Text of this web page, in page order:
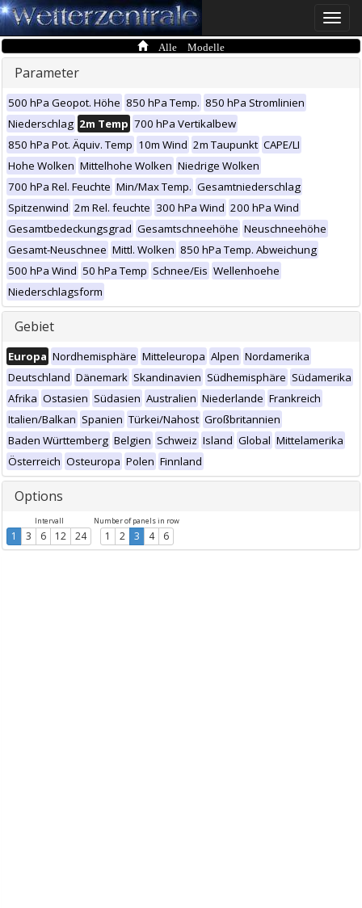
Toggle
Alle Modelle
Parameter
500 hPa Geopot. Höhe 850 hPa Temp. 850 hPa Stromlinien
Niederschlag 2m Temp 700 hPa Vertikalbew
850 hPa Pot. Äquiv. Temp 10m Wind 2m Taupunkt CAPE/LI
Hohe Wolken Mittelhohe Wolken Niedrige Wolken
700 hPa Rel. Feuchte Min/Max Temp. Gesamtniederschlag
Spitzenwind 2m Rel. feuchte 300 hPa Wind 200 hPa Wind
Gesamtbedeckungsgrad Gesamtschneehöhe Neuschneehöhe
Gesamt-Neuschnee Mittl. Wolken 850 hPa Temp. Abweichung
500 hPa Wind 50 hPa Temp Schnee/Eis Wellenhoehe
Niederschlagsform
Gebiet
Europa Nordhemisphäre Mitteleuropa Alpen Nordamerika
Deutschland Dänemark Skandinavien Südhemisphäre Südamerika
Afrika Ostasien Südasien Australien Niederlande Frankreich
Italien/Balkan Spanien Türkei/Nahost Großbritannien
Baden Württemberg Belgien Schweiz Island Global Mittelamerika
Österreich Osteuropa Polen Finnland
Options
Intervall
1 3 6 12 24
Number of panels in row
1 2 3 4 6